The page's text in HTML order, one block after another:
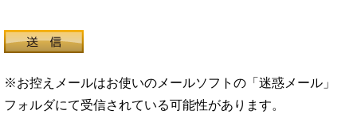
※お控えメールはお使いのメールソフトの「迷惑メール」
フォルダにて受信されている可能性があります。